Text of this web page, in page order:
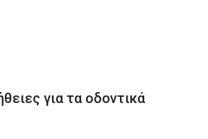
για τα οδοντικά